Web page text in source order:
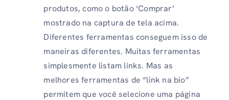
produtos, como o botão ‘Comprar’
mostrado na captura de tela acima.
Diferentes ferramentas conseguem isso de
maneiras diferentes. Muitas ferramentas
simplesmente listam links. Mas as
melhores ferramentas de “link na bio”
permitem que você selecione uma página